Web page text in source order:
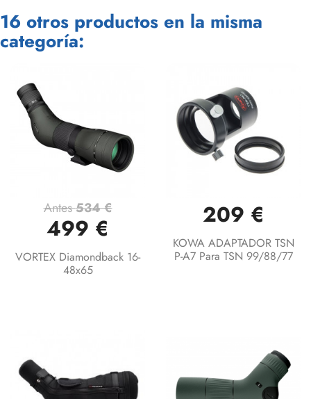
16 otros productos en la misma
categoría:
Antes534 €
499 €
VORTEX Diamondback 16-
48x65
209 €
KOWA ADAPTADOR TSN
P-A7 Para TSN 99/88/77